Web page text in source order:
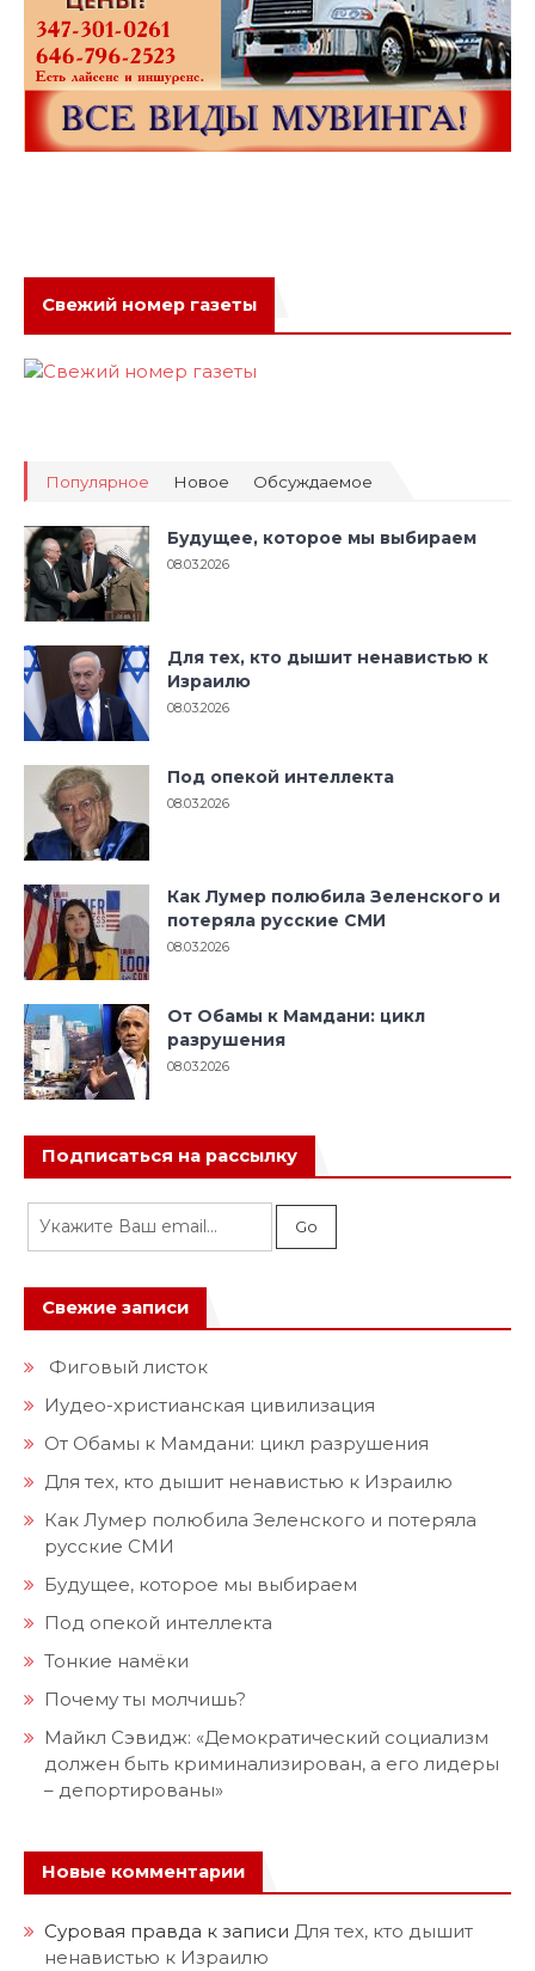
Свежий номер газеты
Популярное Новое Обсуждаемое
Будущее, которое мы выбираем
08.03.2026
Для тех, кто дышит ненавистью к
Израилю
08.03.2026
Под опекой интеллекта
08.03.2026
Как Лумер полюбила Зеленского и
потеряла русские СМИ
08.03.2026
От Обамы к Мамдани: цикл
разрушения
08.03.2026
Подписаться на рассылку
Свежие записи
Фиговый листок
Иудео-христианская цивилизация
От Обамы к Мамдани: цикл разрушения
Для тех, кто дышит ненавистью к Израилю
Как Лумер полюбила Зеленского и потеряла
русские СМИ
Будущее, которое мы выбираем
Под опекой интеллекта
Тонкие намёки
Почему ты молчишь?
Майкл Сэвидж: «Демократический социализм
должен быть криминализирован, а его лидеры
– депортированы»
Новые комментарии
Суровая правда к записи Для тех, кто дышит
ненавистью к Израилю